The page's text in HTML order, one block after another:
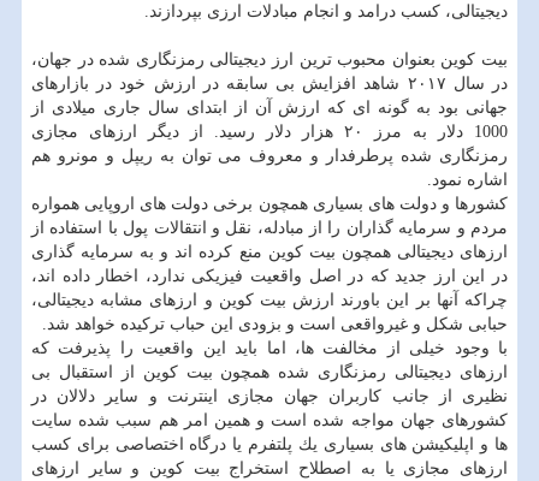
دیجیتالی، كسب درامد و انجام مبادلات ارزی بپردازند.
بیت كوین بعنوان محبوب ترین ارز دیجیتالی رمزنگاری شده در جهان،
در سال ۲۰۱۷ شاهد افزایش بی سابقه در ارزش خود در بازارهای
جهانی بود به گونه ای كه ارزش آن از ابتدای سال جاری میلادی از
1000 دلار به مرز ۲۰ هزار دلار رسید. از دیگر ارزهای مجازی
رمزنگاری شده پرطرفدار و معروف می توان به ریپل و مونرو هم
اشاره نمود.
كشورها و دولت های بسیاری همچون برخی دولت های اروپایی همواره
مردم و سرمایه گذاران را از مبادله، نقل و انتقالات پول با استفاده از
ارزهای دیجیتالی همچون بیت كوین منع كرده اند و به سرمایه گذاری
در این ارز جدید كه در اصل واقعیت فیزیكی ندارد، اخطار داده اند،
چراكه آنها بر این باورند ارزش بیت كوین و ارزهای مشابه دیجیتالی،
حبابی شكل و غیرواقعی است و بزودی این حباب تركیده خواهد شد.
با وجود خیلی از مخالفت ها، اما باید این واقعیت را پذیرفت كه
ارزهای دیجیتالی رمزنگاری شده همچون بیت كوین از استقبال بی
نظیری از جانب كاربران جهان مجازی اینترنت و سایر دلالان در
كشورهای جهان مواجه شده است و همین امر هم سبب شده سایت
ها و اپلیكیشن های بسیاری یك پلتفرم یا درگاه اختصاصی برای كسب
ارزهای مجازی یا به اصطلاح استخراج بیت كوین و سایر ارزهای